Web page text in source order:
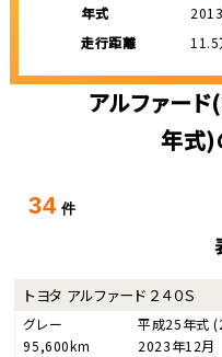
年式
走行距離
アルファー
年式)
34 件
トヨタ アルファード ２４０Ｓ
グレー 平成25年式
95,600km
2023年12月